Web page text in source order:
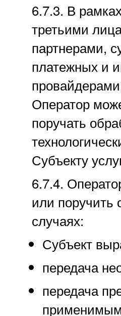
6.7.3. В
третьими
партнерами,
платежных и
Оператор
поручать
Субъекту
6.7.4.
или поручить
случаях:
Субъект
передача
передача
применимым